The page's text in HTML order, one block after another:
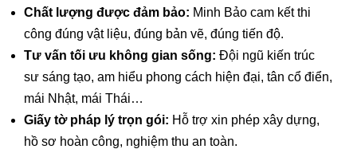
Chất lượng được đảm bảo: Minh Bảo cam kết thi
công đúng vật liệu, đúng bản vẽ, đúng tiến độ.
Tư vấn tối ưu không gian sống: Đội ngũ kiến trúc
sư sáng tạo, am hiểu phong cách hiện đại, tân cổ điển,
mái Nhật, mái Thái…
Giấy tờ pháp lý trọn gói: Hỗ trợ xin phép xây dựng,
hồ sơ hoàn công, nghiệm thu an toàn.